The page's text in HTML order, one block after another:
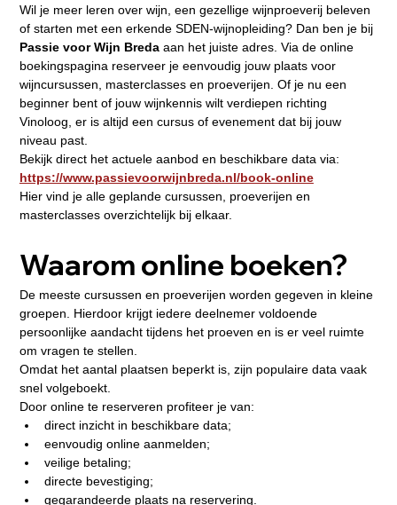
Wil je meer leren over wijn, een gezellige wijnproeverij beleven
of starten met een erkende SDEN-wijnopleiding? Dan ben je bij
Passie voor Wijn Breda aan het juiste adres. Via de online
boekingspagina reserveer je eenvoudig jouw plaats voor
wijncursussen, masterclasses en proeverijen. Of je nu een
beginner bent of jouw wijnkennis wilt verdiepen richting
Vinoloog, er is altijd een cursus of evenement dat bij jouw
niveau past.
Bekijk direct het actuele aanbod en beschikbare data via:
https://www.passievoorwijnbreda.nl/book-online
Hier vind je alle geplande cursussen, proeverijen en
masterclasses overzichtelijk bij elkaar.
Waarom online boeken?
De meeste cursussen en proeverijen worden gegeven in kleine
groepen. Hierdoor krijgt iedere deelnemer voldoende
persoonlijke aandacht tijdens het proeven en is er veel ruimte
om vragen te stellen.
Omdat het aantal plaatsen beperkt is, zijn populaire data vaak
snel volgeboekt.
Door online te reserveren profiteer je van:
direct inzicht in beschikbare data;
eenvoudig online aanmelden;
veilige betaling;
directe bevestiging;
gegarandeerde plaats na reservering.